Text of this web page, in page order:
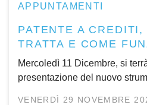
APPUNTAMENTI
PATENTE A
TRATTA E COME
Mercoledì 11 Dicembre, si
presentazione del nuovo
VENERDÌ 29 NOVEMBRE